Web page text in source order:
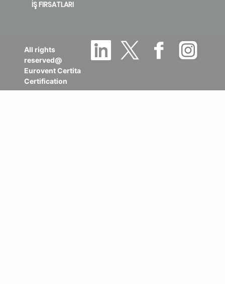
İŞ FIRSATLARI
All rights
reserved@
Eurovent Certita
Certification